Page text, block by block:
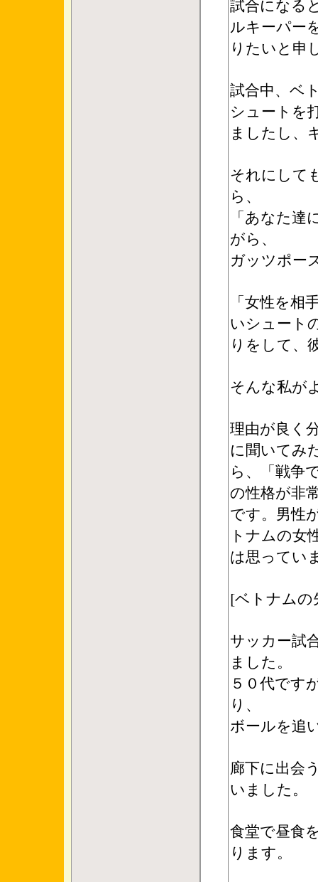
試合になる
ルキーパー
りたいと申
試合中、ベ
シュートを
ましたし、
それにして
ら、
「あなた
がら、
ガッツポー
「女性を
いシュート
りをして、
そんな私が
理由が良く
に聞いてみ
ら、「戦争
の性格が非
です。男性
トナムの女
は思ってい
[ベトナムの
サッカー試
ました。
５０代です
り、
ボールを追
廊下に出会
いました。
食堂で昼食
ります。